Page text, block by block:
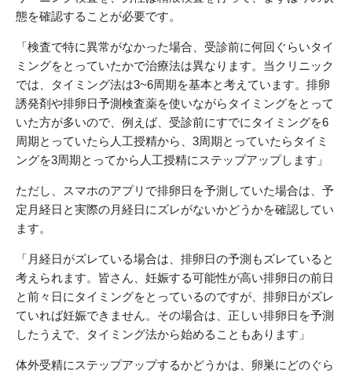
態を確認することが必要です。
「検査で特に異常がなかった場合、受診前に何回ぐらいタイ
ミングをとっていたかで治療法は異なります。当クリニック
では、タイミング法は3~6周期を基本と考えています。排卵
誘発剤や排卵日予測検査薬を使いながらタイミングをとって
いた方が多いので、例えば、受診前にすでにタイミングを6
周期とっていたら人工授精から、3周期とっていたらタイミ
ングを3周期とってから人工授精にステップアップします」
ただし、スマホのアプリで排卵日を予測していた場合は、予
定月経日と実際の月経日にズレがないかどうかを確認してい
ます。
「月経日がズレている場合は、排卵日の予測もズレていると
考えられます。皆さん、妊娠する可能性が高い排卵日の前日
と前々日にタイミングをとっているのですが、排卵日がズレ
ていれば妊娠できません。その場合は、正しい排卵日を予測
したうえで、タイミング法から始めることもあります」
体外受精にステップアップするかどうかは、卵巣にどのぐら